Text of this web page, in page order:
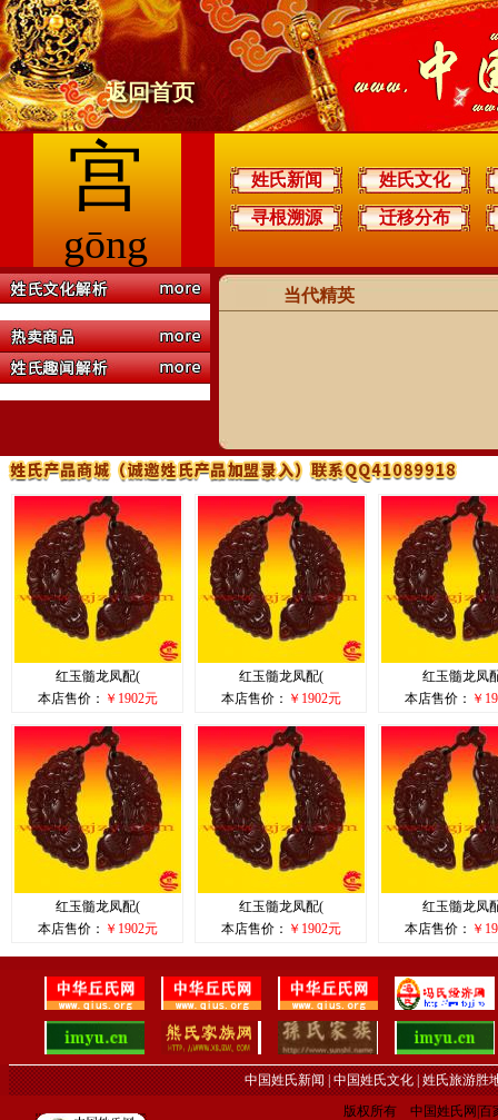
返回首页
宫
gōng
姓氏新闻
姓氏文化
寻根溯源
迁移分布
当代精英
红玉髓龙凤配(
本店售价： ￥1902元
红玉髓龙凤配(
本店售价： ￥1902元
红玉髓龙凤
本店售价： ￥
红玉髓龙凤配(
本店售价： ￥1902元
红玉髓龙凤配(
本店售价： ￥1902元
红玉髓龙凤
本店售价： ￥
中国姓氏新闻|中国姓氏文化|姓氏旅游胜
版权所有 中国姓氏网|百